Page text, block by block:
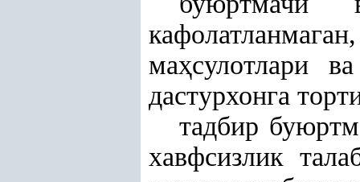
маҳсулотлари
дастурхонга
тадбир
хавфсизлик